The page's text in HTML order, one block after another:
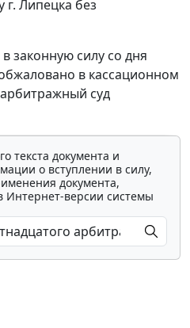
Липецка без
законную силу со дня
в кассационном
суд
текста документа и
о вступлении в силу,
документа,
Интернет-версии системы